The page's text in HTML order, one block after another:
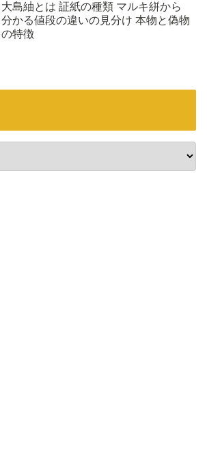
大島紬とは 証紙の種類 マルキ絣から
分かる値段の違いの見分け 本物と偽物
の特徴